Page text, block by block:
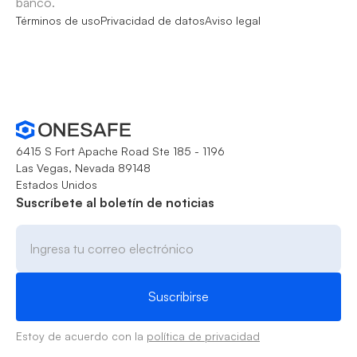
Términos de usoPrivacidad de datosAviso legal
6415 S Fort Apache Road Ste 185 - 1196
Las Vegas, Nevada 89148
Estados Unidos
Suscríbete al boletín de noticias
Estoy de acuerdo con la política de privacidad